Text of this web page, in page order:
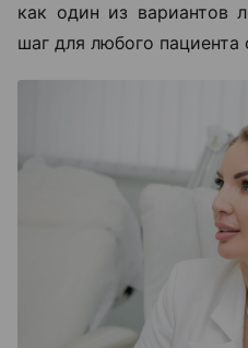
как один из вариантов
шаг для любого